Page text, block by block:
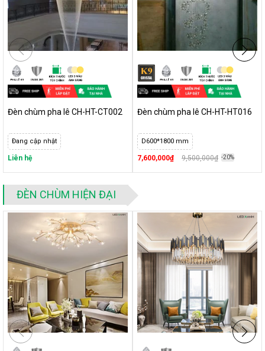
2.2. Nguồn sáng hiện đại, tiết kiệm điện
Đèn có nguồn phát sáng từ cụm led gắn trực tiếp vào mâm, có
Đèn chùm pha lê CH-HT-CT002
Đang cập nhật
Liên hệ
Đèn chùm pha lê CH-HT-HT016
D600*1800 mm
7,600,000₫ 9,500,000₫ -20%
ĐÈN CHÙM HIỆN ĐẠI